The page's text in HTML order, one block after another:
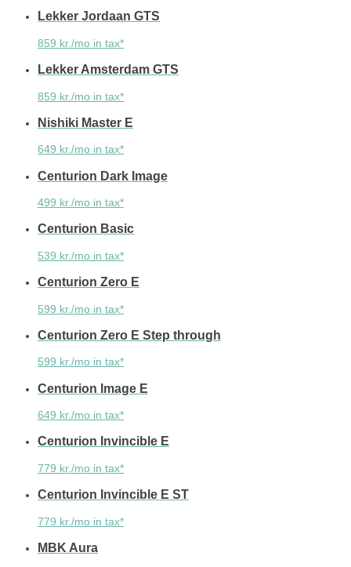
Lekker Jordaan GTS
859 kr./mo in tax*
Lekker Amsterdam GTS
859 kr./mo in tax*
Nishiki Master E
649 kr./mo in tax*
Centurion Dark Image
499 kr./mo in tax*
Centurion Basic
539 kr./mo in tax*
Centurion Zero E
599 kr./mo in tax*
Centurion Zero E Step through
599 kr./mo in tax*
Centurion Image E
649 kr./mo in tax*
Centurion Invincible E
779 kr./mo in tax*
Centurion Invincible E ST
779 kr./mo in tax*
MBK Aura